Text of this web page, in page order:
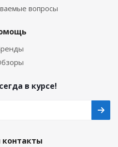
вопросы
в курсе!